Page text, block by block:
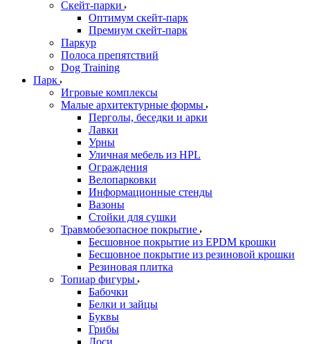
Скейт-парки
Оптимум скейт-парк
Премиум скейт-парк
Паркур
Полоса препятствий
Dog Training
Парк
Игровые комплексы
Малые архитектурные формы
Перголы, беседки и арки
Лавки
Урны
Уличная мебель из HPL
Ограждения
Велопарковки
Информационные стенды
Вазоны
Стойки для сушки
Травмобезопасное покрытие
Бесшовное покрытие из EPDM крошки
Бесшовное покрытие из резиновой крошки
Резиновая плитка
Топиар фигуры
Бабочки
Белки и зайцы
Буквы
Грибы
Лоси